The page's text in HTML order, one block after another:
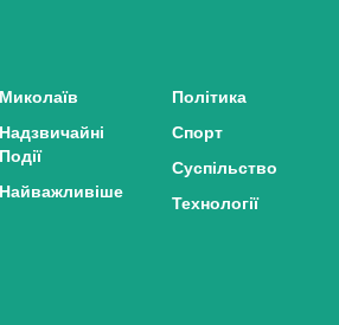
Миколаїв
Надзвичайні
Події
Найважливіше
Політика
Спорт
Суспільство
Технології